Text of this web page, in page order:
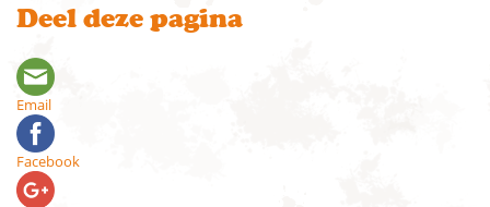
Deel deze pagina
Email
Facebook